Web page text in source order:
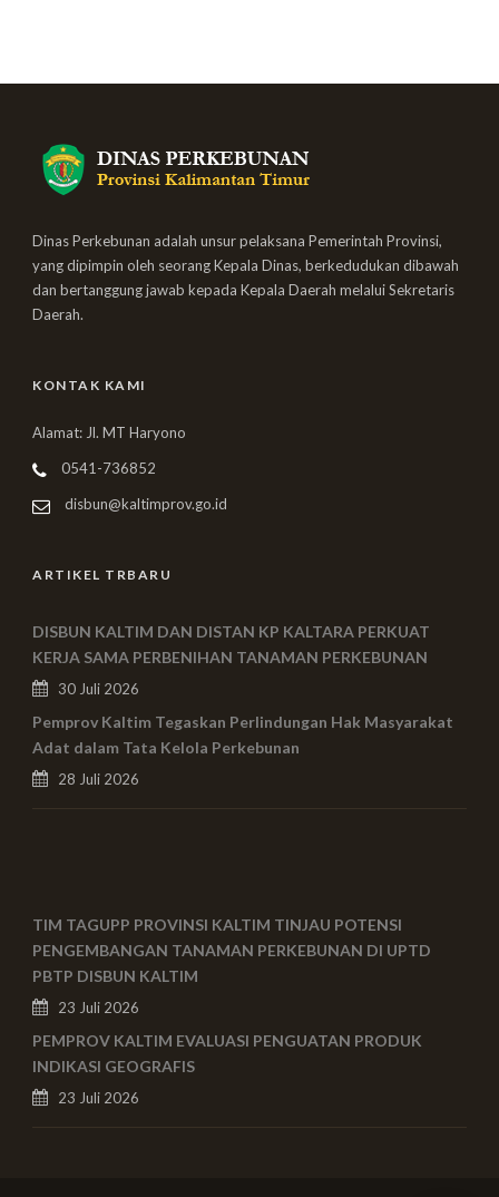
Dinas Perkebunan adalah unsur pelaksana Pemerintah Provinsi,
yang dipimpin oleh seorang Kepala Dinas, berkedudukan dibawah
dan bertanggung jawab kepada Kepala Daerah melalui Sekretaris
Daerah.
KONTAK KAMI
Alamat: Jl. MT Haryono
0541-736852
disbun@kaltimprov.go.id
ARTIKEL TRBARU
DISBUN KALTIM DAN DISTAN KP KALTARA PERKUAT
KERJA SAMA PERBENIHAN TANAMAN PERKEBUNAN
30 Juli 2026
Pemprov Kaltim Tegaskan Perlindungan Hak Masyarakat
Adat dalam Tata Kelola Perkebunan
28 Juli 2026
TIM TAGUPP PROVINSI KALTIM TINJAU POTENSI
PENGEMBANGAN TANAMAN PERKEBUNAN DI UPTD
PBTP DISBUN KALTIM
23 Juli 2026
PEMPROV KALTIM EVALUASI PENGUATAN PRODUK
INDIKASI GEOGRAFIS
23 Juli 2026